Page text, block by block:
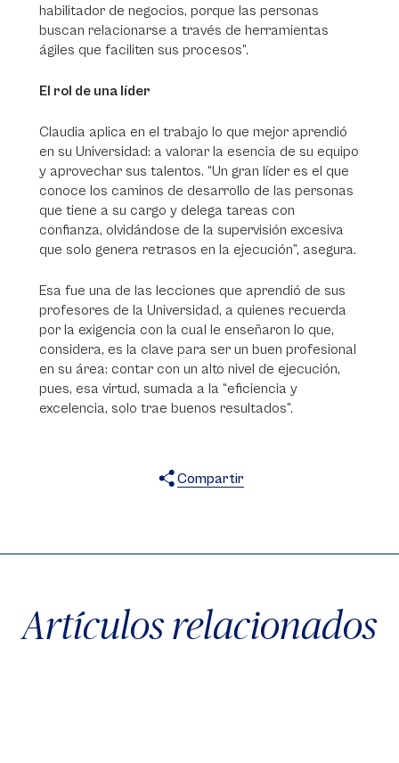
habilitador de negocios, porque las personas
buscan relacionarse a través de herramientas
ágiles que faciliten sus procesos”.
El rol de una líder
Claudia aplica en el trabajo lo que mejor aprendió
en su Universidad: a valorar la esencia de su equipo
y aprovechar sus talentos. “Un gran líder es el que
conoce los caminos de desarrollo de las personas
que tiene a su cargo y delega tareas con
confianza, olvidándose de la supervisión excesiva
que solo genera retrasos en la ejecución”, asegura.
Esa fue una de las lecciones que aprendió de sus
profesores de la Universidad, a quienes recuerda
por la exigencia con la cual le enseñaron lo que,
considera, es la clave para ser un buen profesional
en su área: contar con un alto nivel de ejecución,
pues, esa virtud, sumada a la “eficiencia y
excelencia, solo trae buenos resultados”.
Compartir
Artículos relacionados